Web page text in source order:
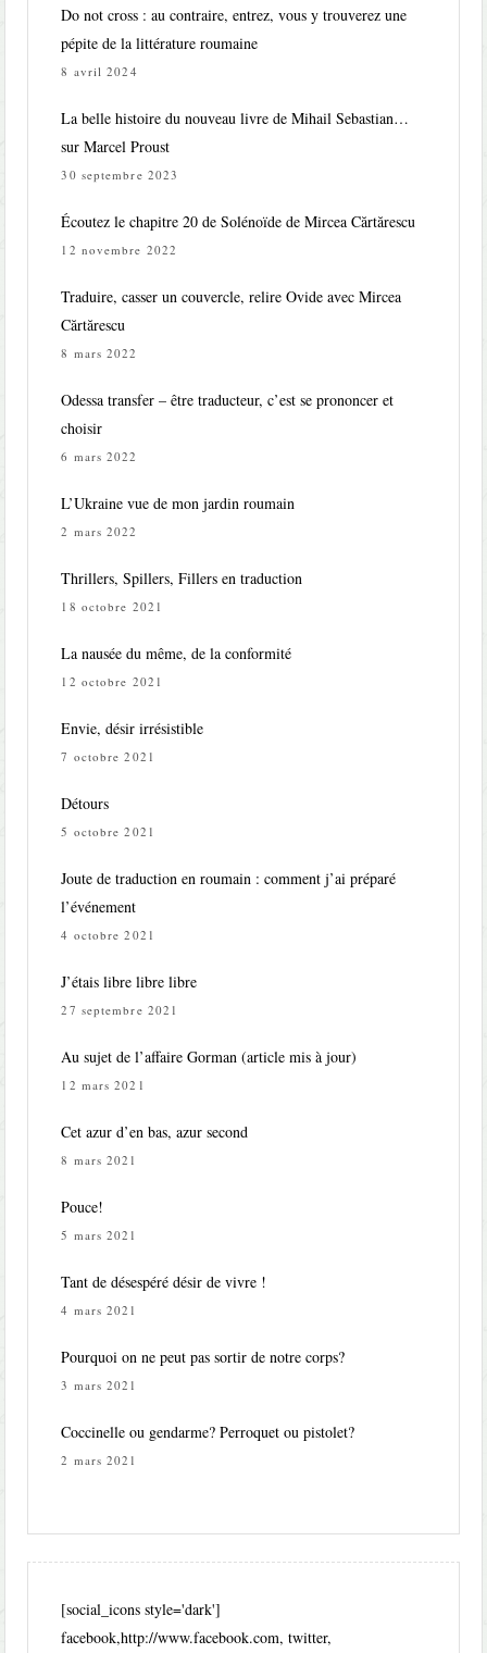
Do not cross : au contraire, entrez, vous y trouverez une
pépite de la littérature roumaine
8 avril 2024
La belle histoire du nouveau livre de Mihail Sebastian…
sur Marcel Proust
30 septembre 2023
Écoutez le chapitre 20 de Solénoïde de Mircea Cărtărescu
12 novembre 2022
Traduire, casser un couvercle, relire Ovide avec Mircea
Cărtărescu
8 mars 2022
Odessa transfer – être traducteur, c’est se prononcer et
choisir
6 mars 2022
L’Ukraine vue de mon jardin roumain
2 mars 2022
Thrillers, Spillers, Fillers en traduction
18 octobre 2021
La nausée du même, de la conformité
12 octobre 2021
Envie, désir irrésistible
7 octobre 2021
Détours
5 octobre 2021
Joute de traduction en roumain : comment j’ai préparé
l’événement
4 octobre 2021
J’étais libre libre libre
27 septembre 2021
Au sujet de l’affaire Gorman (article mis à jour)
12 mars 2021
Cet azur d’en bas, azur second
8 mars 2021
Pouce!
5 mars 2021
Tant de désespéré désir de vivre !
4 mars 2021
Pourquoi on ne peut pas sortir de notre corps?
3 mars 2021
Coccinelle ou gendarme? Perroquet ou pistolet?
2 mars 2021
[social_icons style='dark']
facebook,http://www.facebook.com, twitter,